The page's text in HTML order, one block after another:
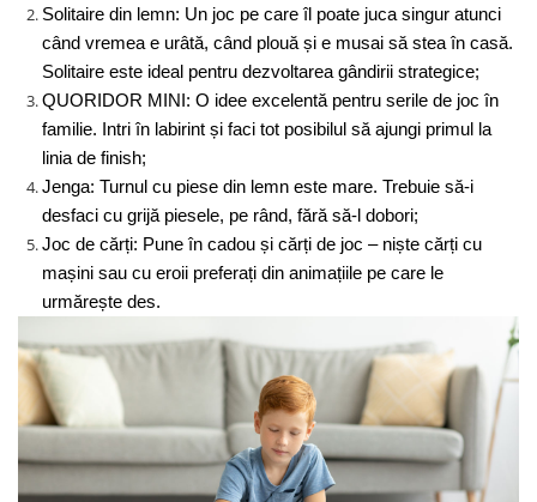
Solitaire din lemn: Un joc pe care îl poate juca singur atunci
când vremea e urâtă, când plouă și e musai să stea în casă.
Solitaire este ideal pentru dezvoltarea gândirii strategice;
QUORIDOR MINI: O idee excelentă pentru serile de joc în
familie. Intri în labirint și faci tot posibilul să ajungi primul la
linia de finish;
Jenga: Turnul cu piese din lemn este mare. Trebuie să-i
desfaci cu grijă piesele, pe rând, fără să-l dobori;
Joc de cărți: Pune în cadou și cărți de joc – niște cărți cu
mașini sau cu eroii preferați din animațiile pe care le
urmărește des.